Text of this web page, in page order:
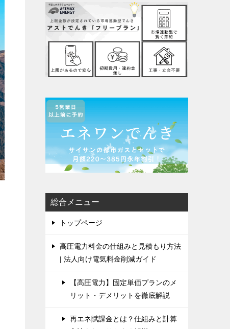
総合メニュー
トップページ
高圧電力料金の仕組みと見積もり方法
| 法人向け電気料金削減ガイド
【高圧電力】固定単価プランのメ
リット・デメリットを徹底解説
再エネ賦課金とは？仕組みと計算